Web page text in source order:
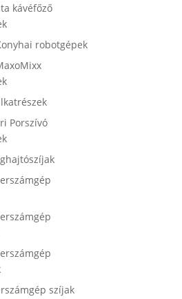
kávéfőző
robotgépek
Porszívó
szíjak